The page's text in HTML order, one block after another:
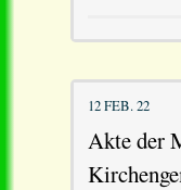
12 FEB. 22
Akte der